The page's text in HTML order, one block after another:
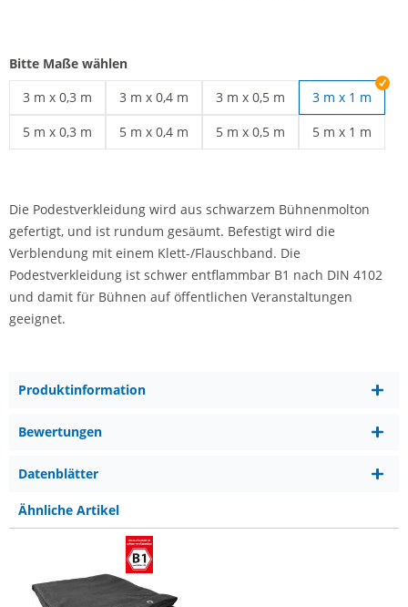
Bitte Maße wählen
3 m x 0,3 m
Podestverkleidung | 3 m x 0,3 m
3 m x 0,4 m
Podestverkleidung | 3 m x 0,4 m
3 m x 0,5 m
Podestverkleidung | 3 m x 0,5
3 m x 1 m
5 m x 0,3 m
5 m x 0,4 m
5 m x 0,5 m
5 m x 1 m
Die Podestverkleidung wird aus schwarzem Bühnenmolton
gefertigt, und ist rundum gesäumt. Befestigt wird die
Verblendung mit einem Klett-/Flauschband. Die
Podestverkleidung ist schwer entflammbar B1 nach DIN 4102
und damit für Bühnen auf öffentlichen Veranstaltungen
geeignet.
Produktinformation
Bewertungen
Datenblätter
Ähnliche Artikel